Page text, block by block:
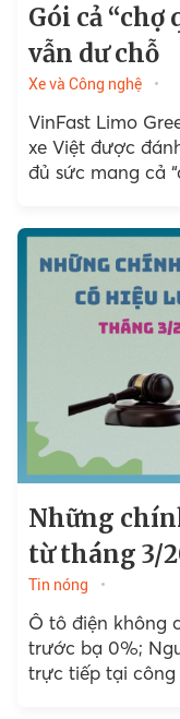
Gói cả “chợ
vẫn dư chỗ
Xe và Công nghệ
VinFast Limo
xe Việt được
đủ sức mang cả
Những
từ tháng 3/
Tin nóng
Ô tô điện không
trước bạ 0%;
trực tiếp tại